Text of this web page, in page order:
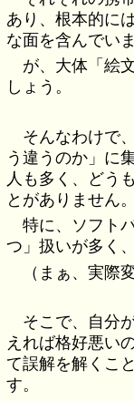
あり、根本的に
な面を含んでいま
が、大体「絵
しょう。
そんなわけで
う違うのか」に
人も多く、どう
とがありません。
特に、ソフト
つ」扱いが多く
（まぁ、実際
そこで、自分
えれば格好悪い
て誤解を解くこ
す。